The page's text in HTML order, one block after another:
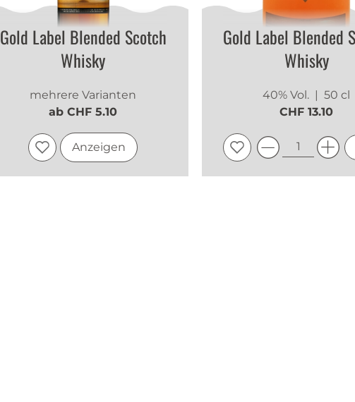
Gold Label Blended Scotch
Whisky
mehrere Varianten
ab CHF 5.10
Anzeigen
Gold Label Blended
Whisky
40% Vol.
| 50 cl
CHF 13.10